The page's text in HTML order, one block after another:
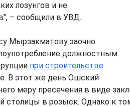
лозунгов и не
– сообщили в УВД.
Мырзакматову заочно
должностным
при строительстве
В этот же день Ошский
меру пресечения в виде
столицы в розыск. Однако к